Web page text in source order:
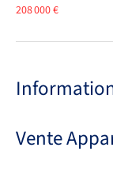
208 000 €
Vente